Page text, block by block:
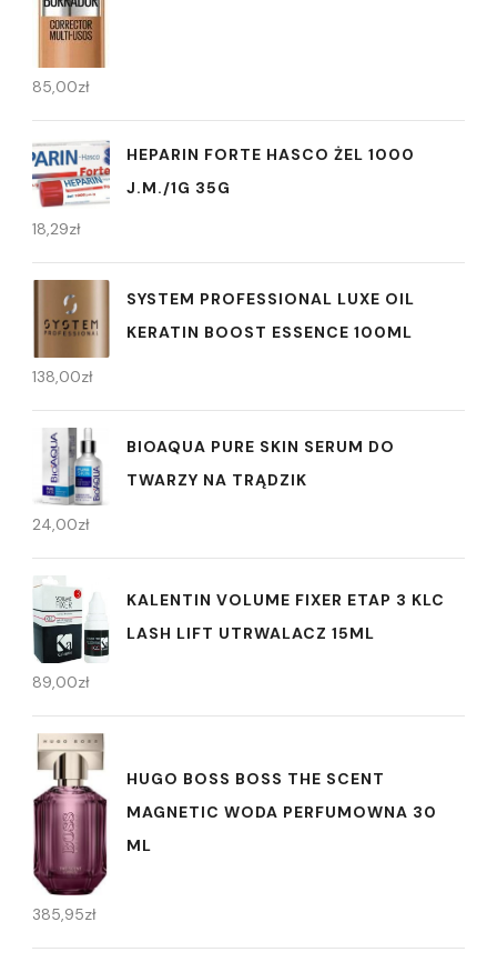
85,00zł
HEPARIN FORTE HASCO ŻEL 1000
J.M./1G 35G
18,29zł
SYSTEM PROFESSIONAL LUXE OIL
KERATIN BOOST ESSENCE 100ML
138,00zł
BIOAQUA PURE SKIN SERUM DO
TWARZY NA TRĄDZIK
24,00zł
KALENTIN VOLUME FIXER ETAP 3 KLC
LASH LIFT UTRWALACZ 15ML
89,00zł
HUGO BOSS BOSS THE SCENT
MAGNETIC WODA PERFUMOWNA 30
ML
385,95zł